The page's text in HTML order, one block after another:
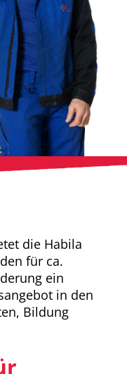
die Habila
für ca.
ein
in den
Bildung